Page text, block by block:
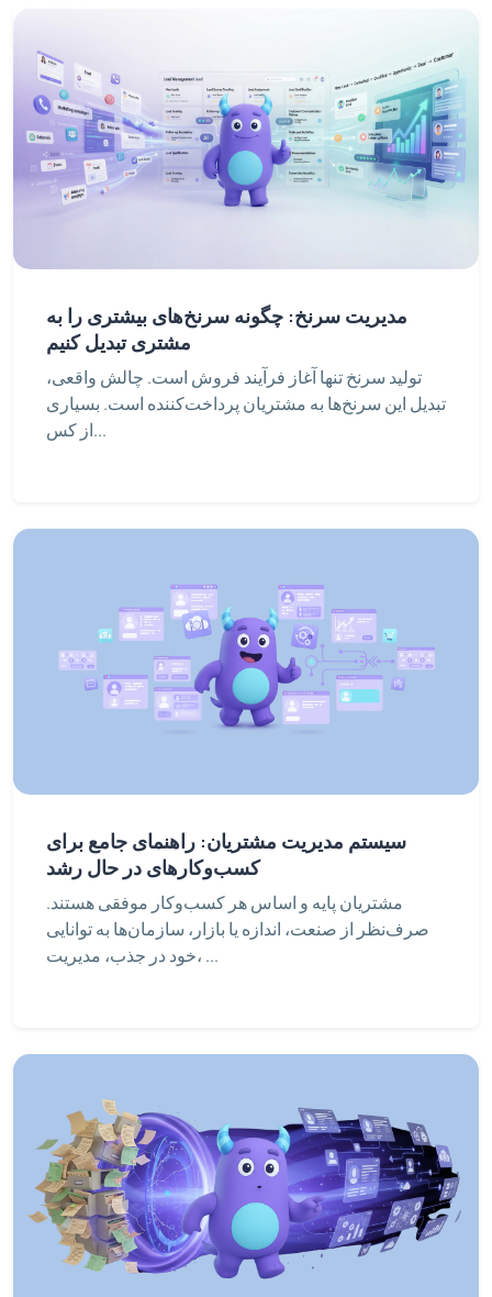
مدیریت سرنخ: چگونه سرنخ‌های بیشتری را به
مشتری تبدیل کنیم
تولید سرنخ تنها آغاز فرآیند فروش است. چالش واقعی،
تبدیل این سرنخ‌ها به مشتریان پرداخت‌کننده است. بسیاری
از کس...
سیستم مدیریت مشتریان: راهنمای جامع برای
کسب‌وکارهای در حال رشد
مشتریان پایه و اساس هر کسب‌وکار موفقی هستند.
صرف‌نظر از صنعت، اندازه یا بازار، سازمان‌ها به توانایی
خود در جذب، مدیریت، ...